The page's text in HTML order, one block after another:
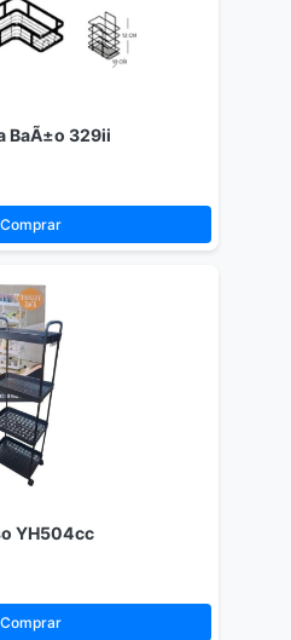
BaÃ±o 329ii
Comprar
YH504cc
Comprar